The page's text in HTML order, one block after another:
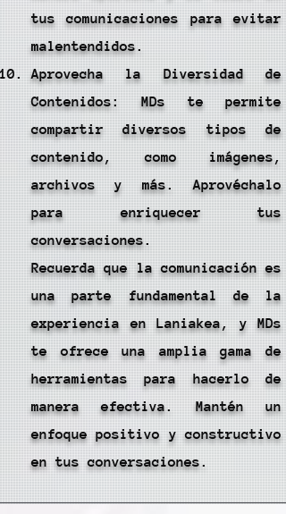
tus comunicaciones para evitar
malentendidos.
Aprovecha la Diversidad de
Contenidos: MDs te permite
compartir diversos tipos de
contenido, como imágenes,
archivos y más. Aprovéchalo
para enriquecer tus
conversaciones.
Recuerda que la comunicación es
una parte fundamental de la
experiencia en Laniakea, y MDs
te ofrece una amplia gama de
herramientas para hacerlo de
manera efectiva. Mantén un
enfoque positivo y constructivo
en tus conversaciones.